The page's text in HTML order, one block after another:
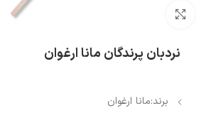
نردبان پرندگان مانا ارغوان
برند:مانا ارغوان